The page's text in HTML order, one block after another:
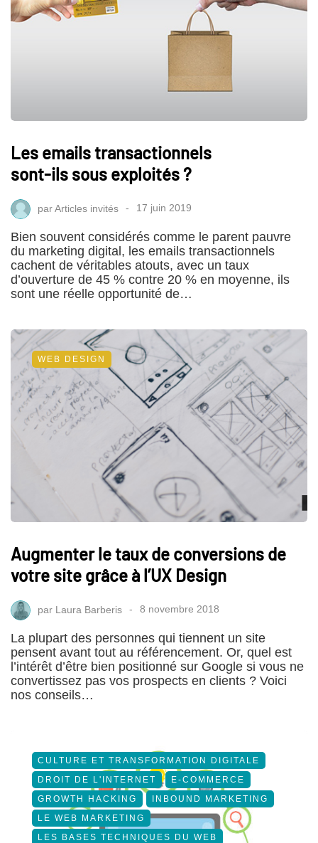
Les emails transactionnels
sont-ils sous exploités ?
parArticles invités 17 juin 2019
Bien souvent considérés comme le parent pauvre
du marketing digital, les emails transactionnels
cachent de véritables atouts, avec un taux
d’ouverture de 45 % contre 20 % en moyenne, ils
sont une réelle opportunité de…
WEB DESIGN
Augmenter le taux de conversions de
votre site grâce à l’UX Design
par Laura Barberis 8 novembre 2018
La plupart des personnes qui tiennent un site
pensent avant tout au référencement. Or, quel est
l’intérêt d’être bien positionné sur Google si vous ne
convertissez pas vos prospects en clients ? Voici
nos conseils…
CULTURE ET TRANSFORMATION DIGITALE
DROIT DE L'INTERNET
E-COMMERCE
GROWTH HACKING
INBOUND MARKETING
LE WEB MARKETING
LES BASES TECHNIQUES DU WEB